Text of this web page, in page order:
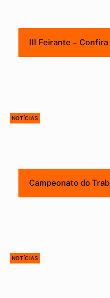
III Feirante –
NOTÍCIAS
Campeonato do
NOTÍCIAS